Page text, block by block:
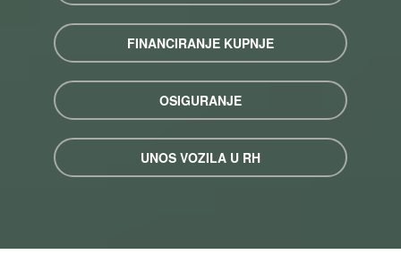
FINANCIRANJE KUPNJE
OSIGURANJE
UNOS VOZILA U RH